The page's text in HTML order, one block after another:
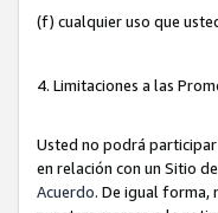
(f) cualquier uso que
4. Limitaciones a las
Usted no podrá
en relación con un Sitio
Acuerdo. De igual forma,